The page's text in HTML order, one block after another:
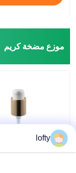
موزع مضخة كريم
الألومنيوم اختتام
مضخة
lofty